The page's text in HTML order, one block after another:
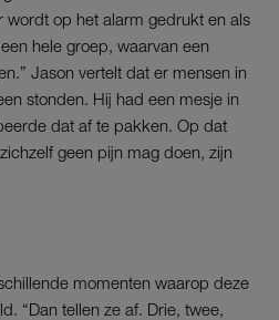
wordt op het alarm gedrukt en als
hele groep, waarvan een
Jason vertelt dat er mensen in
stonden. Hij had een mesje in
dat af te pakken. Op dat
geen pijn mag doen, zijn
momenten waarop deze
“Dan tellen ze af. Drie, twee,